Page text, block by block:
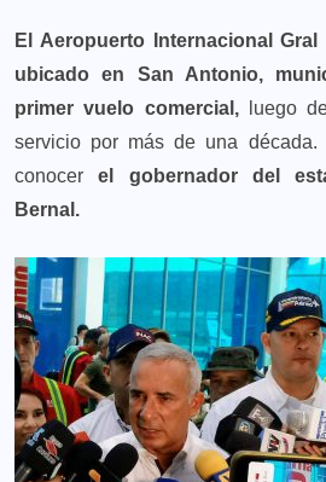
El Aeropuerto Internacional
ubicado en San Antonio,
primer vuelo comercial,luego de
servicio por más de una década.
conocerel gobernador del
Bernal.